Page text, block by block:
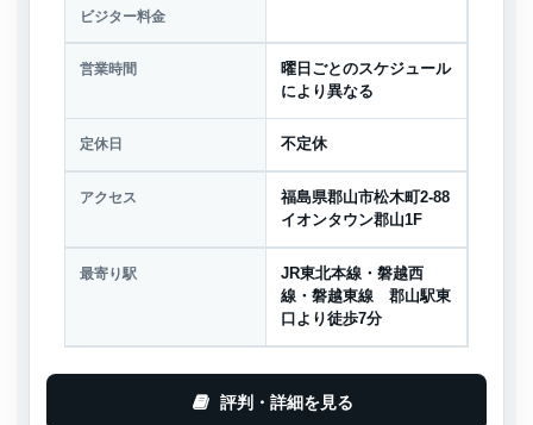
ビジター料金
営業時間
曜日ごとのスケジュール
により異なる
定休日 不定休
アクセス
福島県郡山市松木町2-88
イオンタウン郡山1F
最寄り駅
JR東北本線・磐越西
線・磐越東線 郡山駅東
口より徒歩7分
評判・詳細を見る